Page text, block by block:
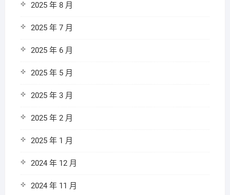
2025 年 8 月
2025 年 7 月
2025 年 6 月
2025 年 5 月
2025 年 3 月
2025 年 2 月
2025 年 1 月
2024 年 12 月
2024 年 11 月